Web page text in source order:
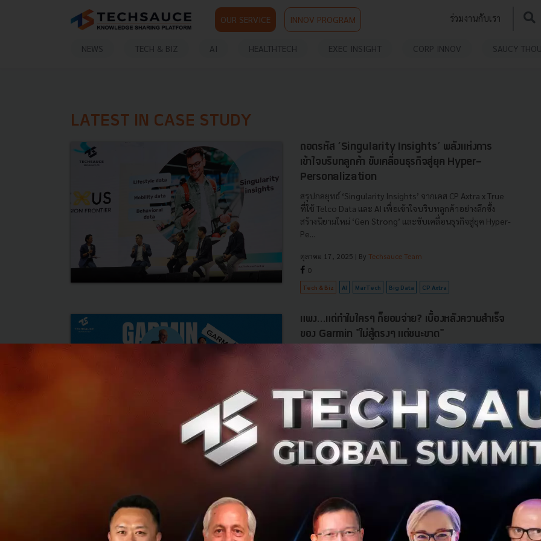
OUR SERVICE INNOV PROGRAM ร่วมงานกับเรา
NEWS TECH & BIZ AI HEALTHTECH EXEC INSIGHT CORP INNOV SAUCY
LATEST IN CASE STUDY
ถอดรหัส ‘Singularity Insights’ พลังแห่งการ
เข้าใจบริบทลูกค้า ขับเคลื่อนธุรกิจสู่ยุค Hyper-
Personalization
สรุปกลยุทธ์ ‘Singularity Insights’ จากเคส CP Axtra x True
ที่ใช้ Telco Data และ AI เพื่อเข้าใจบริบทลูกค้าอย่างลึกซึ้ง
สร้างนิยามใหม่ ‘Gen Strong’ และขับเคลื่อนธุรกิจสู่ยุค Hyper-
Pe...
ตุลาคม 17, 2025 | By Techsauce Team
0
Tech & Biz AI MarTech Big Data CP Axtra
แพง...แต่ทำไมใครๆ ก็ยอมจ่าย? เบื้องหลังความสำเร็จ
ของ Garmin "ไม่สู้ตรงๆ แต่ชนะขาด"
และสร้างการเติบโต...
กันยายน 30, 2025 | ByTechsauce Team
0
Culture Transformation GPS Garmin Wearable
อย่างไร ในฐานะผู้ใช้ควรรู้อะไรบ้าง ?
ทำความเข้าใจความสำคัญของเทคโนโลยี Web 3.0 และความ
เกี่ยวข้องกับ Blockchain รวมถึงกรณีศึกษาที่จะเป็นประโยชน์